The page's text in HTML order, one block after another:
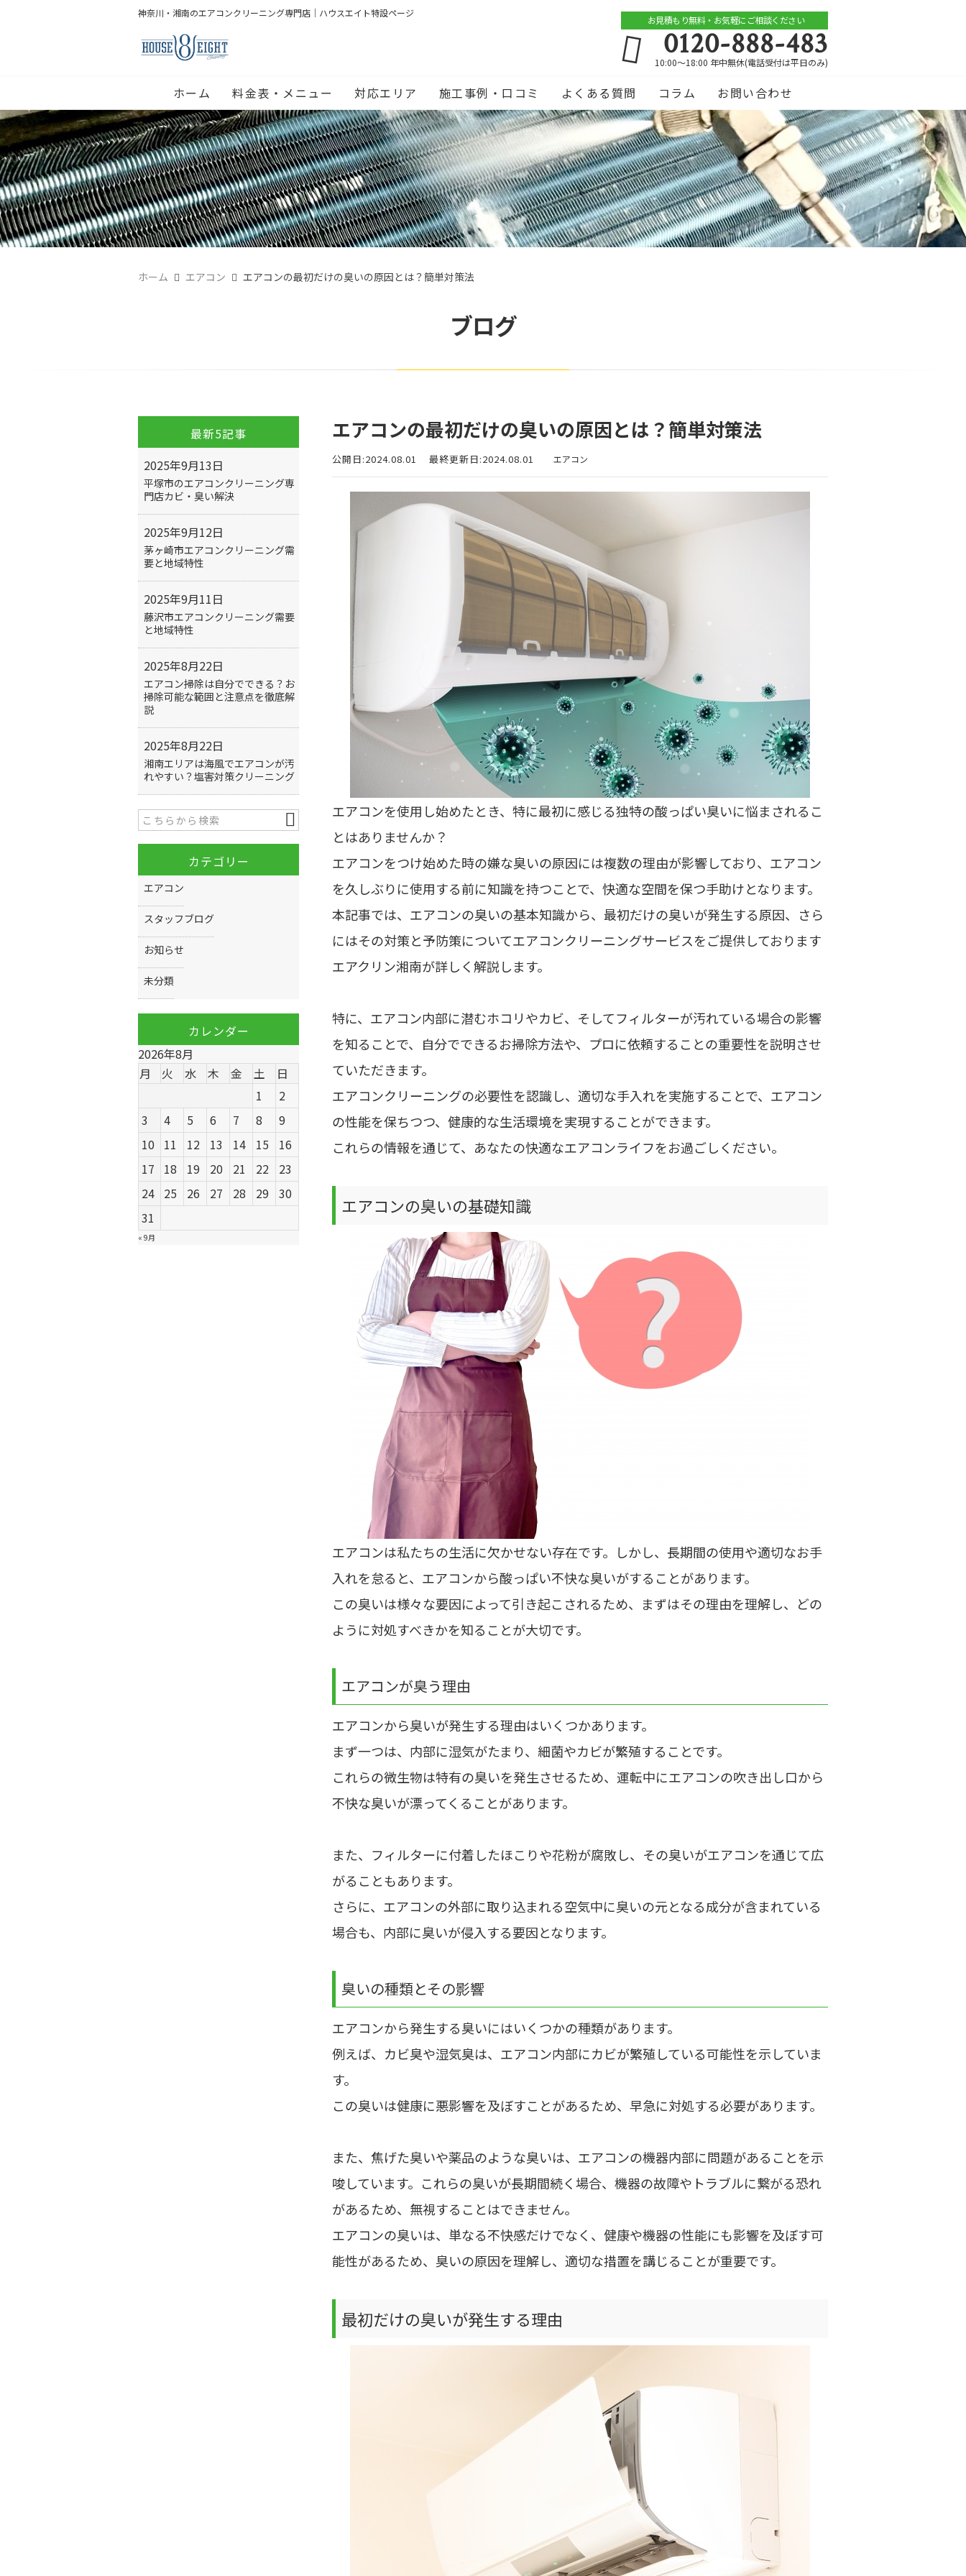
神奈川・湘南のエアコンクリーニング専門店｜ハウスエイト特設ページ
お見積もり無料・お気軽にご相談ください
0120-888-483
10:00～18:00 年中無休(電話受付は平日のみ)
ホーム 料金表・メニュー 対応エリア 施工事例・口コミ よくある質問 コラム お問い合わせ
ホーム エアコン エアコンの最初だけの臭いの原因とは？簡単対策法
ブログ
エアコンの最初だけの臭いの原因とは？簡単対策法
公開日:2024.08.01 最終更新日:2024.08.01 エアコン
エアコンを使用し始めたとき、特に最初に感じる独特の酸っぱい臭いに悩まされるこ
とはありませんか？
エアコンをつけ始めた時の嫌な臭いの原因には複数の理由が影響しており、エアコン
を久しぶりに使用する前に知識を持つことで、快適な空間を保つ手助けとなります。
本記事では、エアコンの臭いの基本知識から、最初だけの臭いが発生する原因、さら
にはその対策と予防策についてエアコンクリーニングサービスをご提供しております
エアクリン湘南が詳しく解説します。
特に、エアコン内部に潜むホコリやカビ、そしてフィルターが汚れている場合の影響
を知ることで、自分でできるお掃除方法や、プロに依頼することの重要性を説明させ
ていただきます。
エアコンクリーニングの必要性を認識し、適切な手入れを実施することで、エアコン
の性能を保ちつつ、健康的な生活環境を実現することができます。
これらの情報を通じて、あなたの快適なエアコンライフをお過ごしください。
エアコンの臭いの基礎知識
エアコンは私たちの生活に欠かせない存在です。しかし、長期間の使用や適切なお手
入れを怠ると、エアコンから酸っぱい不快な臭いがすることがあります。
この臭いは様々な要因によって引き起こされるため、まずはその理由を理解し、どの
ように対処すべきかを知ることが大切です。
エアコンが臭う理由
エアコンから臭いが発生する理由はいくつかあります。
まず一つは、内部に湿気がたまり、細菌やカビが繁殖することです。
これらの微生物は特有の臭いを発生させるため、運転中にエアコンの吹き出し口から
不快な臭いが漂ってくることがあります。
また、フィルターに付着したほこりや花粉が腐敗し、その臭いがエアコンを通じて広
がることもあります。
さらに、エアコンの外部に取り込まれる空気中に臭いの元となる成分が含まれている
場合も、内部に臭いが侵入する要因となります。
臭いの種類とその影響
エアコンから発生する臭いにはいくつかの種類があります。
例えば、カビ臭や湿気臭は、エアコン内部にカビが繁殖している可能性を示していま
す。
この臭いは健康に悪影響を及ぼすことがあるため、早急に対処する必要があります。
また、焦げた臭いや薬品のような臭いは、エアコンの機器内部に問題があることを示
唆しています。これらの臭いが長期間続く場合、機器の故障やトラブルに繋がる恐れ
があるため、無視することはできません。
エアコンの臭いは、単なる不快感だけでなく、健康や機器の性能にも影響を及ぼす可
能性があるため、臭いの原因を理解し、適切な措置を講じることが重要です。
最初だけの臭いが発生する理由
最新5記事
平塚市のエアコンクリーニング専
門店カビ・臭い解決
2025年9月13日
茅ヶ崎市エアコンクリーニング需
要と地域特性
2025年9月12日
藤沢市エアコンクリーニング需要
と地域特性
2025年9月11日
エアコン掃除は自分でできる？お
掃除可能な範囲と注意点を徹底解
説
2025年8月22日
湘南エリアは海風でエアコンが汚
れやすい？塩害対策クリーニング
2025年8月22日
カテゴリー
エアコン
スタッフブログ
お知らせ
未分類
カレンダー
2026年8月
月
火 水 木 金 土
日
1
2
3
4 5 6 7 8
9
10
11 12 13 14 15
16
17
18 19 20 21 22
23
24 25 26 27 28 29
30
31
« 9月